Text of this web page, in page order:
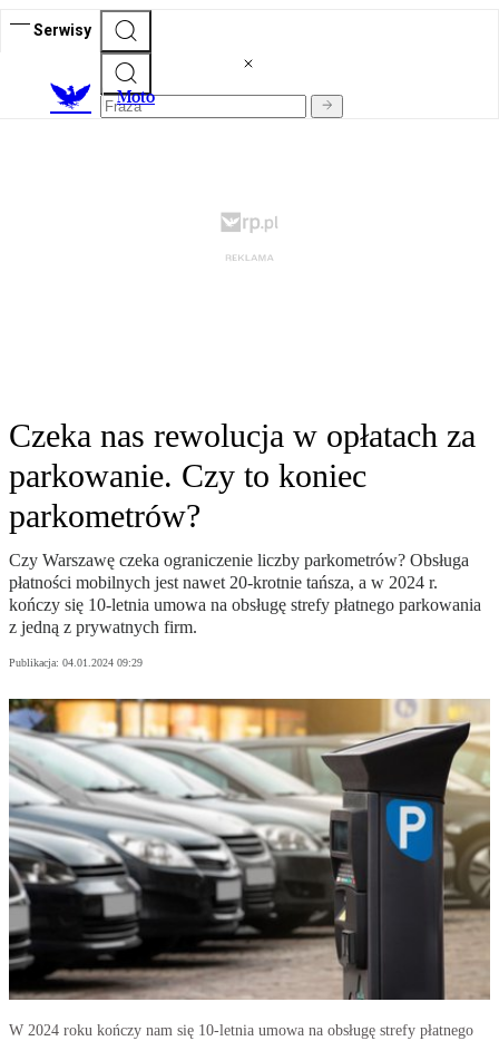
Serwisy
Moto
Czeka nas rewolucja w opłatach za
parkowanie. Czy to koniec
parkometrów?
Czy Warszawę czeka ograniczenie liczby parkometrów? Obsługa
płatności mobilnych jest nawet 20-krotnie tańsza, a w 2024 r.
kończy się 10-letnia umowa na obsługę strefy płatnego parkowania
z jedną z prywatnych firm.
Publikacja: 04.01.2024 09:29
W 2024 roku kończy nam się 10-letnia umowa na obsługę strefy płatnego